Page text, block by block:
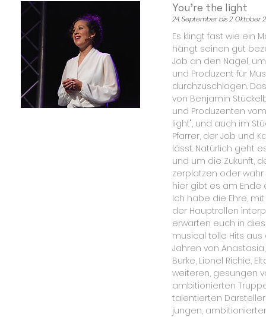
You're the light
24. September bis 2. Oktober
Es klingt fast wie ein
hängt seinen gut
Job an den Nagel,
und Produzent für
durchzuschlagen.
von Benjamin
und Produzenten
light", und auch im
Pfarrer, der Job und
lässt. Natürlich geht
und um die Zukunft,
zerplatzen oder
hier gibt es am Ende
Ich habe die Ehre,
der Hauptrollen
erwarten euch in
musical tolle Hits
Jahren von
Burke, Lionel Richie,
weiteren, gesungen
ambitionierten
talentierten
jungen,